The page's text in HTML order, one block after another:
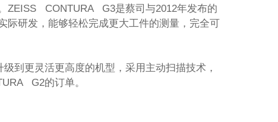
ZEISS CONTURA G3是蔡司与2012年发布的
际研发，能够轻松完成更大工件的测量，完全可
级到更灵活更高度的机型，采用主动扫描技术，
G2的订单。